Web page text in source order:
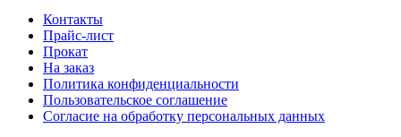
Контакты
Прайс-лист
Прокат
На заказ
Политика конфиденциальности
Пользовательское соглашение
Согласие на обработку персональных данных